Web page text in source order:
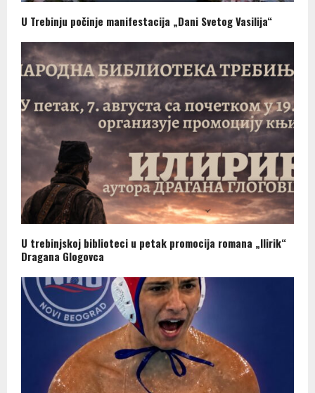
U Trebinju počinje manifestacija „Dani Svetog Vasilija“
U trebinjskoj biblioteci u petak promocija romana „Ilirik“
Dragana Glogovca